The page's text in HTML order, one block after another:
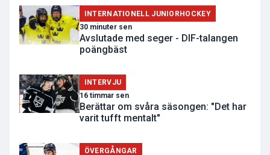
INTERNATIONELL JUNIORHOCKEY
30 minuter sen
Avslutade med seger - DIF-talangen
poängbäst
INTERVJU
16 timmar sen
Berättar om svåra säsongen: "Det har
varit tufft mentalt"
ÖVERGÅNGAR